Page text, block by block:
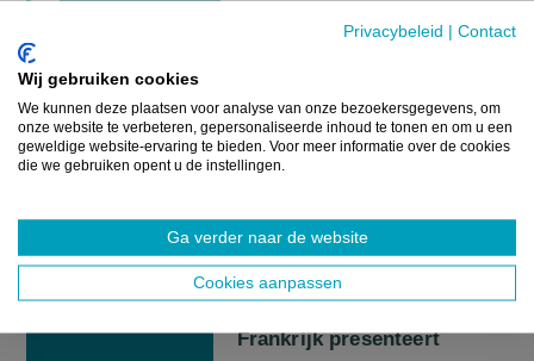
Privacybeleid | Contact
Wij gebruiken cookies
We kunnen deze plaatsen voor analyse van onze bezoekersgegevens, om
onze website te verbeteren, gepersonaliseerde inhoud te tonen en om u een
geweldige website-ervaring te bieden. Voor meer informatie over de cookies
die we gebruiken opent u de instellingen.
Ga verder naar de website
Cookies aanpassen
Beeld:Provincie West-Vlaanderen
GERELATEERDE ARTIKELS
NIEUWS
Frankrijk presenteert